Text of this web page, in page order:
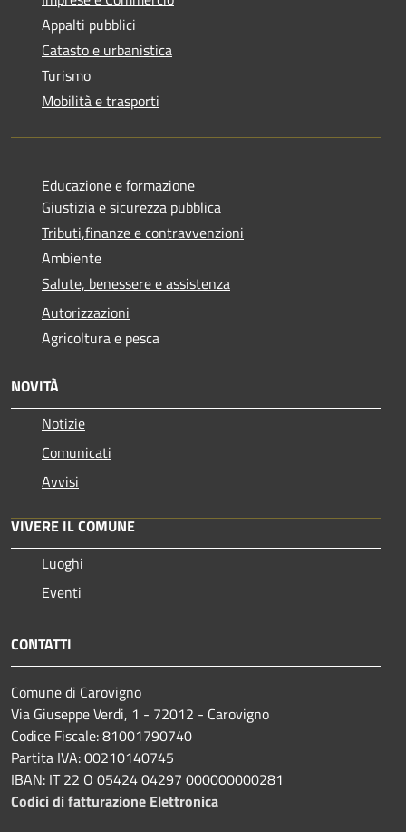
Appalti pubblici
Catasto e urbanistica
Turismo
Mobilità e trasporti
Educazione e formazione
Giustizia e sicurezza pubblica
Tributi,finanze e contravvenzioni
Ambiente
Salute, benessere e assistenza
Autorizzazioni
Agricoltura e pesca
NOVITÀ
Notizie
Comunicati
Avvisi
VIVERE IL COMUNE
Luoghi
Eventi
CONTATTI
Comune di Carovigno
Via Giuseppe Verdi, 1 - 72012 - Carovigno
Codice Fiscale: 81001790740
Partita IVA: 00210140745
IBAN: IT 22 O 05424 04297 000000000281
Codici di fatturazione Elettronica